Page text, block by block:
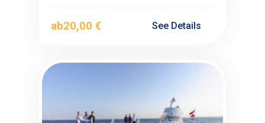
ab20,00 € See Details